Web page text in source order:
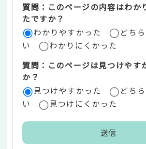
リ
ア
質問：このページの内容はわか
たですか？
わかりやすかった
どち
い
わかりにくかった
質問：このページは見つけやす
か？
見つけやすかった
どち
い
見つけにくかった